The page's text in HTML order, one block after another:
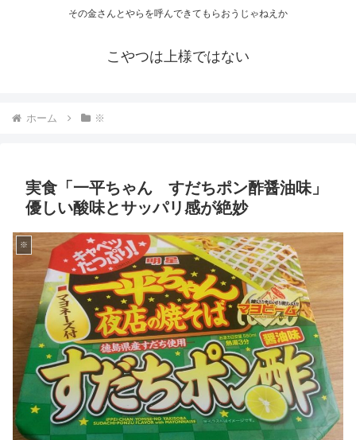
その金さんとやらを呼んできてもらおうじゃねえか
こやつは上様ではない
ホーム ※
実食「一平ちゃん すだちポン酢醤油味」
優しい酸味とサッパリ感が絶妙
※